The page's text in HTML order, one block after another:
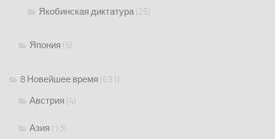
Якобинская диктатура(25)
Япония (5)
8 Новейшее время (631)
Австрия (4)
Азия (13)